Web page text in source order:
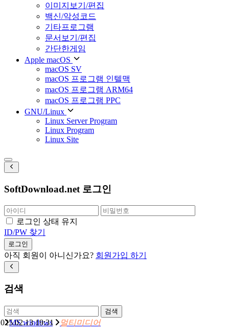
이미지보기/편집
백신/악성코드
기타프로그램
문서보기/편집
간단한게임
Apple macOS
macOS SV
macOS 프로그램 인텔맥
macOS 프로그램 ARM64
macOS 프로그램 PPC
GNU/Linux
Linux Server Program
Linux Program
Linux Site
SoftDownload.net 로그인
로그인 상태 유지
ID/PW 찾기
로그인
아직 회원이 아니신가요? 회원가입 하기
검색
검색
MS windows 멀티미디어
19:31